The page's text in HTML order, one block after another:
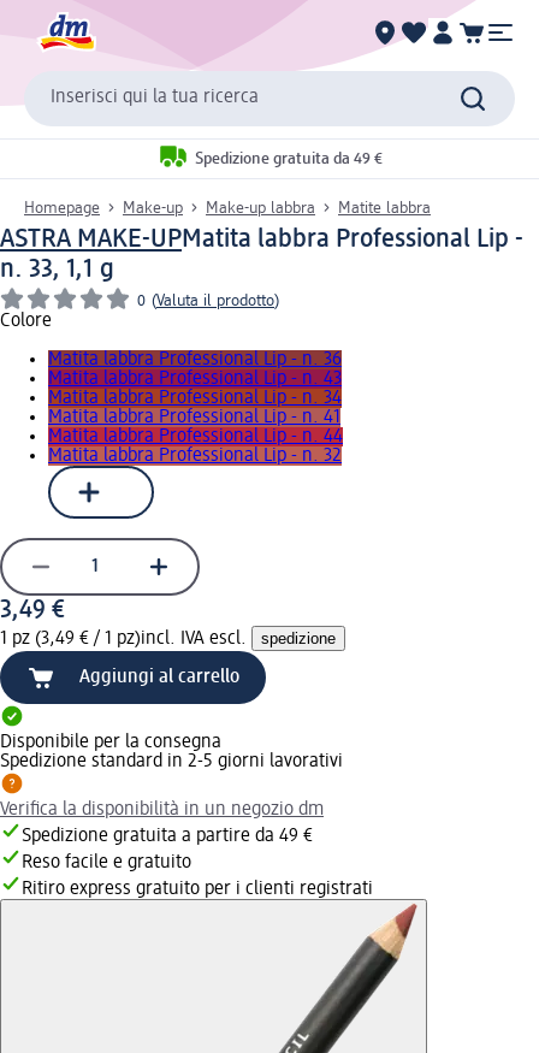
Inserisci qui la tua ricerca
Spedizione gratuita da 49 €
Homepage Make-up Make-up labbra Matite labbra
ASTRA MAKE-UPMatita labbra Professional Lip -
n. 33, 1,1 g
0 (Valuta il prodotto)
Colore
Matita labbra Professional Lip - n. 36
Matita labbra Professional Lip - n. 43
Matita labbra Professional Lip - n. 34
Matita labbra Professional Lip - n. 41
Matita labbra Professional Lip - n. 44
Matita labbra Professional Lip - n. 32
3,49 €
1 pz (3,49 € / 1 pz)incl. IVA escl. spedizione
Aggiungi al carrello
Disponibile per la consegna
Spedizione standard in 2-5 giorni lavorativi
Verifica la disponibilità in un negozio dm
Spedizione gratuita a partire da 49 €
Reso facile e gratuito
Ritiro express gratuito per i clienti registrati